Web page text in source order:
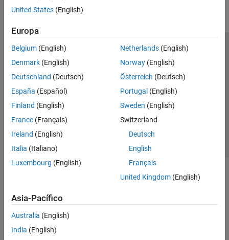
United States (English)
Europa
Belgium (English)
Denmark (English)
Deutschland (Deutsch)
España (Español)
Finland (English)
France (Français)
Ireland (English)
Italia (Italiano)
Luxembourg (English)
Netherlands(English)
Norway(English)
Österreich (Deutsch)
Portugal (English)
Sweden (English)
Switzerland
Deutsch
English
Français
United Kingdom(English)
Asia-Pacífico
Australia (English)
India (English)
Centro de confianza
Marcas comerciales
Política de privacidad
Antipiratería
Estado de las aplicaciones
Información de contacto
© 1994-2026 The MathWorks, Inc.